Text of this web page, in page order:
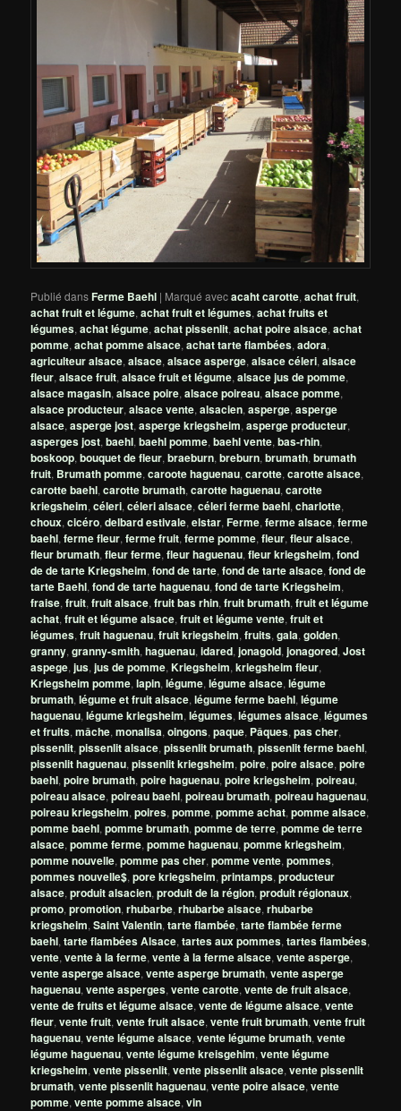
Publié dansFerme Baehl | Marqué avecacaht carotte,achat fruit,
achat fruit et légume,achat fruit et légumes,achat fruits et
légumes,achat légume,achat pissenlit,achat poire alsace,achat
pomme,achat pomme alsace,achat tarte flambées,adora,
agriculteur alsace,alsace,alsace asperge,alsace céleri,alsace
fleur,alsace fruit,alsace fruit et légume,alsace jus de pomme,
alsace magasin,alsace poire,alsace poireau,alsace pomme,
alsace producteur,alsace vente,alsacien,asperge,asperge
alsace,asperge jost,asperge kriegsheim,asperge producteur,
asperges jost,baehl,baehl pomme,baehl vente,bas-rhin,
boskoop,bouquet de fleur,braeburn,breburn,brumath,brumath
fruit, Brumath pomme,caroote haguenau,carotte,carotte alsace,
carotte baehl,carotte brumath,carotte haguenau,carotte
kriegsheim,céleri,céleri alsace,céleri ferme baehl,charlotte,
choux,cicéro,delbard estivale,elstar,Ferme,ferme alsace,ferme
baehl,ferme fleur,ferme fruit,ferme pomme,fleur,fleur alsace,
fleur brumath,fleur ferme,fleur haguenau,fleur kriegsheim,fond
de de tarte Kriegsheim,fond de tarte,fond de tarte alsace,fond de
tarte Baehl,fond de tarte haguenau,fond de tarte Kriegsheim,
fraise,fruit,fruit alsace,fruit bas rhin,fruit brumath,fruit et légume
achat,fruit et légume alsace,fruit et légume vente,fruit et
légumes,fruit haguenau,fruit kriegsheim,fruits,gala,golden,
granny,granny-smith,haguenau,idared,jonagold,jonagored,Jost
aspege,jus,jus de pomme,Kriegsheim,kriegsheim fleur,
Kriegsheim pomme,lapin,légume,légume alsace,légume
brumath,légume et fruit alsace,légume ferme baehl,légume
haguenau,légume kriegsheim,légumes,légumes alsace,légumes
et fruits,mâche,monalisa,oingons,paque, Pâques,pas cher,
pissenlit,pissenlit alsace,pissenlit brumath,pissenlit ferme baehl,
pissenlit haguenau,pissenlit kriegsheim,poire,poire alsace,poire
baehl,poire brumath,poire haguenau,poire kriegsheim,poireau,
poireau alsace,poireau baehl,poireau brumath,poireau haguenau,
poireau kriegsheim,poires,pomme,pomme achat,pomme alsace,
pomme baehl,pomme brumath,pomme de terre,pomme de terre
alsace,pomme ferme,pomme haguenau,pomme kriegsheim,
pomme nouvelle,pomme pas cher,pomme vente,pommes,
pommes nouvelle$,pore kriegsheim,printamps,producteur
alsace,produit alsacien,produit de la région,produit régionaux,
promo,promotion,rhubarbe,rhubarbe alsace,rhubarbe
kriegsheim,Saint Valentin,tarte flambée,tarte flambée ferme
baehl,tarte flambées Alsace,tartes aux pommes,tartes flambées,
vente,vente à la ferme,vente à la ferme alsace,vente asperge,
vente asperge alsace,vente asperge brumath,vente asperge
haguenau,vente asperges,vente carotte,vente de fruit alsace,
vente de fruits et légume alsace,vente de légume alsace,vente
fleur,vente fruit,vente fruit alsace,vente fruit brumath,vente fruit
haguenau,vente légume alsace,vente légume brumath,vente
légume haguenau,vente légume kreisgehim,vente légume
kriegsheim,vente pissenlit,vente pissenlit alsace,vente pissenlit
brumath,vente pissenlit haguenau,vente poire alsace,vente
pomme,vente pomme alsace,vin